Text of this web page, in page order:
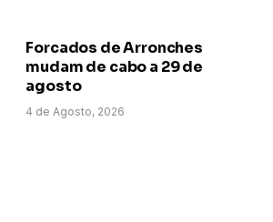
Forcados de Arronches
mudam de cabo a 29 de
agosto
4 de Agosto, 2026